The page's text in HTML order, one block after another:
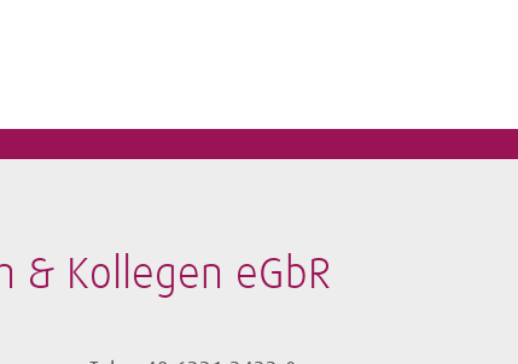
& Kollegen eGbR